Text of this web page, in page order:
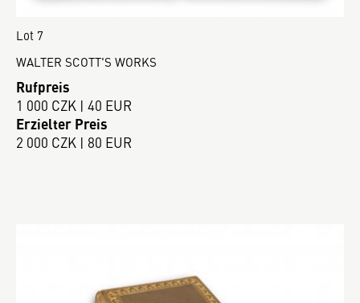
Lot 7
WALTER SCOTT'S WORKS
Rufpreis
1 000 CZK | 40 EUR
Erzielter Preis
2 000 CZK | 80 EUR